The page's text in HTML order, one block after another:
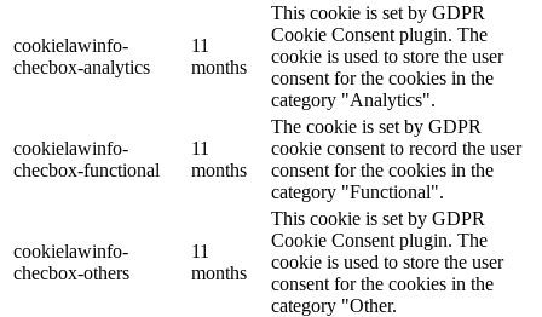
cookielawinfo-
checbox-analytics
11
months
This cookie is set by GDPR
Cookie Consent plugin. The
cookie is used to store the user
consent for the cookies in the
category "Analytics".
cookielawinfo-
checbox-functional
11
months
The cookie is set by GDPR
cookie consent to record the user
consent for the cookies in the
category "Functional".
cookielawinfo-
checbox-others
11
months
This cookie is set by GDPR
Cookie Consent plugin. The
cookie is used to store the user
consent for the cookies in the
category "Other.